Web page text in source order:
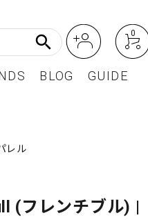
search 0
SELLER / ベストセラー
BLOG GUIDE
レル
(フレンチブル) |